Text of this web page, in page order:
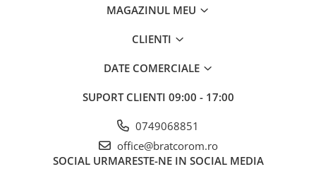
MAGAZINUL MEU
CLIENTI
DATE COMERCIALE
SUPORT CLIENTI 09:00 - 17:00
0749068851
office@bratcorom.ro
SOCIAL URMARESTE-NE IN SOCIAL MEDIA